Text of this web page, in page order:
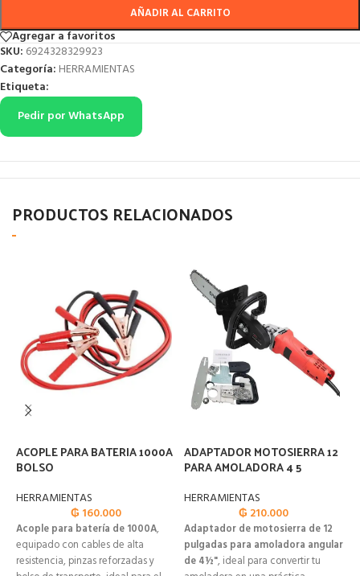
AÑADIR AL CARRITO
Agregar a favoritos
SKU: 6924328329923
Categoría: HERRAMIENTAS
Etiqueta:
Pedir por WhatsApp
PRODUCTOS RELACIONADOS
ACOPLE PARA BATERIA 1000A
BOLSO
HERRAMIENTAS
₲ 160.000
Acople para batería de 1000A,
equipado con cables de alta
resistencia, pinzas reforzadas y
ADAPTADOR MOTOSIERRA 12
PARA AMOLADORA 4 5
HERRAMIENTAS
₲ 210.000
Adaptador de motosierra de 12
pulgadas para amoladora angular
de 4½", ideal para convertir tu